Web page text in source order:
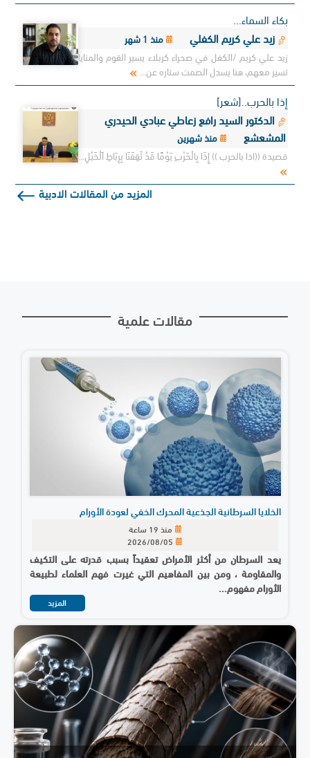
بكاء السماء...
زيد علي كريم الكفلي
منذ 1 شهر
زيد علي كريم /الكفل في صحراء كربلاء يسير القوم والمنايا
تسير معهم، هنا يسدل الصمت ستاره عن...
إذا بالحرب..[شعر]
الدكتور السيد رافع زعاطي عبادي الحيدري
المشعشع
منذ شهرين
قصيدة ((اذا بالحرب )) إِذَا بِالْحَرْبِ يَوْمًا قَدْ ثَقِفَنَا بِرِبَاطِ اَلْخَيْلِ...
المزيد من المقالات الادبية
مقالات علمية
الخلايا السرطانية الجذعية المحرك الخفي لعودة الأورام
منذ 19 ساعة
2026/08/05
يعد السرطان من أكثر الأمراض تعقيداً بسبب قدرته على التكيف
والمقاومة ، ومن بين المفاهيم التي غيرت فهم العلماء لطبيعة
الأورام مفهوم...
المزيد